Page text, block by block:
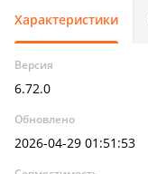
Характеристики
Версия
6.72.0
Обновлено
2026-04-29 01:51:53